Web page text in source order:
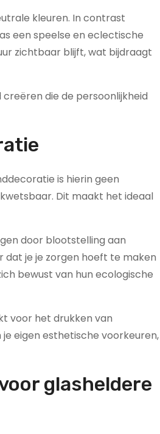
kleuren. In contrast
een speelse en eclectische
zichtbaar blijft, wat bijdraagt
die de persoonlijkheid
is hierin geen
Dit maakt het ideaal
door blootstelling aan
dat je je zorgen hoeft te maken
bewust van hun ecologische
voor het drukken van
eigen esthetische voorkeuren,
glasheldere